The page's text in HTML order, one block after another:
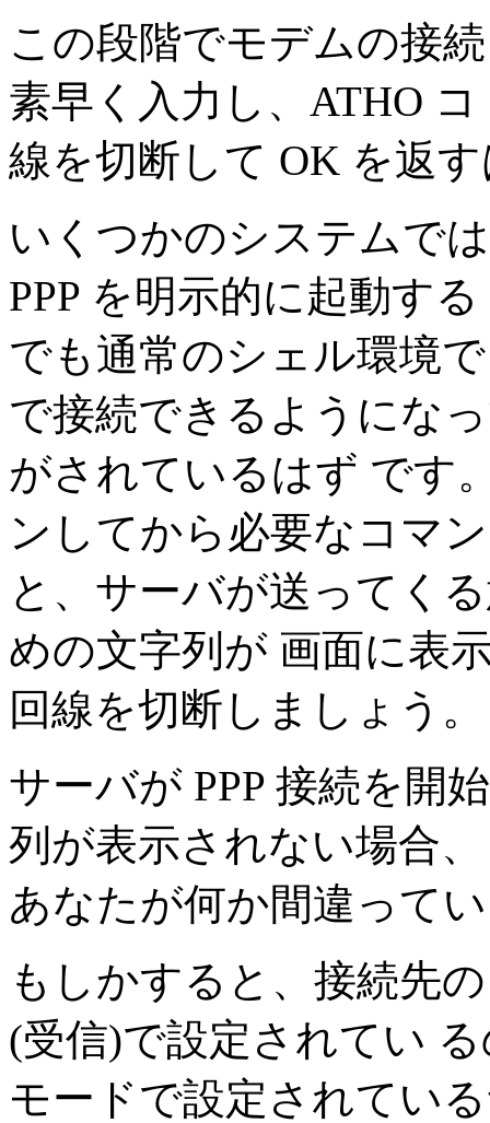
この段階でモデムの接
素早く入力し、ATHO
線を切断して OK を返
いくつかのシステムで
PPP を明示的に起動す
でも通常のシェル環境
で接続できるようにな
がされているはず です
ンしてから必要なコマ
と、サーバが送ってく
めの文字列が 画面に表
回線を切断しましょう。
サーバが PPP 接続を開
列が表示されない場合
あなたが何か間違って
もしかすると、接続先
(受信)で設定されてい
モードで設定されてい